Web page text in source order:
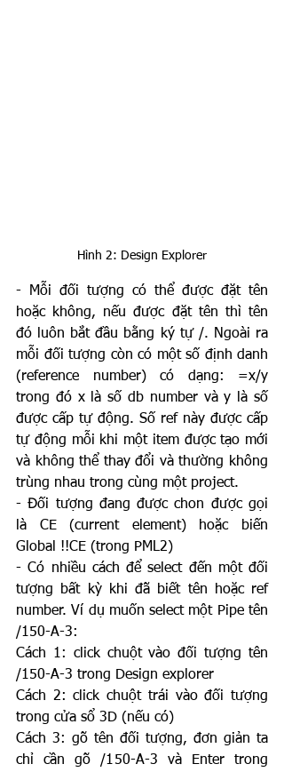
Hình 2: Design Explorer
- Mỗi đối tượng có thể được đặt tên
hoặc không, nếu được đặt tên thì tên
đó luôn bắt đầu bằng ký tự /. Ngoài ra
mỗi đối tượng còn có một số định danh
(reference number) có dạng: =x/y
trong đó x là số db number và y là số
được cấp tự động. Số ref này được cấp
tự động mỗi khi một item được tạo mới
và không thể thay đổi và thường không
trùng nhau trong cùng một project.
- Đối tượng đang được chon được gọi
là CE (current element) hoặc biến
Global !!CE (trong PML2)
- Có nhiều cách để select đến một đối
tượng bất kỳ khi đã biết tên hoặc ref
number. Ví dụ muốn select một Pipe tên
/150-A-3:
Cách 1: click chuột vào đối tượng tên
/150-A-3 trong Design explorer
Cách 2: click chuột trái vào đối tượng
trong cửa sổ 3D (nếu có)
Cách 3: gõ tên đối tượng, đơn giản ta
chỉ cần gõ /150-A-3 và Enter trong